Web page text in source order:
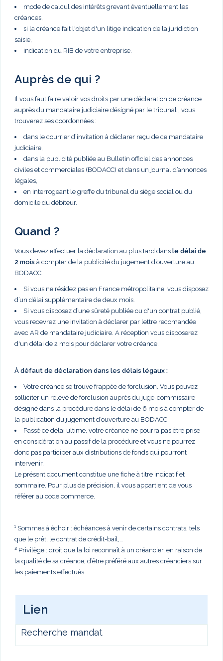
mode de calcul des intérêts grevant éventuellement les
créances,
si la créance fait l'objet d'un litige indication de la juridiction
saisie,
indication du RIB de votre entreprise.
Auprès de qui ?
Il vous faut faire valoir vos droits par une déclaration de créance
auprès du mandataire judiciaire désigné par le tribunal ; vous
trouverez ses coordonnées :
dans le courrier d’invitation à déclarer reçu de ce mandataire
judiciaire,
dans la publicité publiée au Bulletin officiel des annonces
civiles et commerciales (BODACC) et dans un journal d’annonces
légales,
en interrogeant le greffe du tribunal du siège social ou du
domicile du débiteur.
Quand ?
Vous devez effectuer la déclaration au plus tard dans le délai de
2 mois à compter de la publicité du jugement d’ouverture au
BODACC.
Si vous ne résidez pas en France métropolitaine, vous disposez
d’un délai supplémentaire de deux mois.
Si vous disposez d’une sûreté publiée ou d'un contrat publié,
vous recevrez une invitation à déclarer par lettre recomandée
avec AR de mandataire judiciaire. A réception vous disposerez
d'un délai de 2 mois pour déclarer votre créance.
À défaut de déclaration dans les délais légaux :
Votre créance se trouve frappée de forclusion. Vous pouvez
solliciter un relevé de forclusion auprès du juge-commissaire
désigné dans la procédure dans le délai de 6 mois à compter de
la publication du jugement d’ouverture au BODACC.
Passé ce délai ultime, votre créance ne pourra pas être prise
en considération au passif de la procédure et vous ne pourrez
donc pas participer aux distributions de fonds qui pourront
intervenir.
Le présent document constitue une fiche à titre indicatif et
sommaire. Pour plus de précision, il vous appartient de vous
référer au code commerce.
¹ Sommes à échoir : échéances à venir de certains contrats, tels
que le prêt, le contrat de crédit-bail,…
² Privilège : droit que la loi reconnaît à un créancier, en raison de
la qualité de sa créance, d’être préféré aux autres créanciers sur
les paiements effectués.
Lien
Recherche mandat